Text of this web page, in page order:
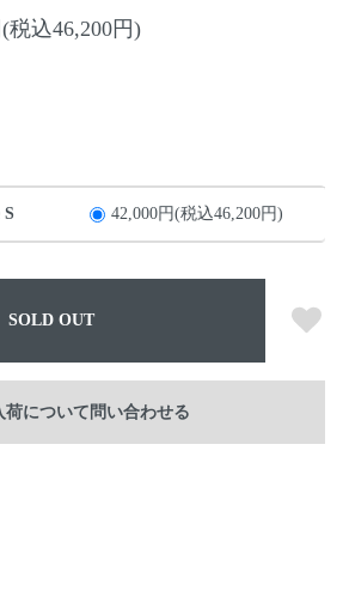
税込46,200円)
S 42,000円(税込46,200円)
SOLD OUT
荷について問い合わせる